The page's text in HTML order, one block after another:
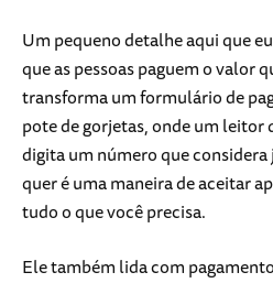
Um pequeno detalhe aqui que
que as pessoas paguem o valor
transforma um formulário de
pote de gorjetas, onde um leitor
digita um número que
quer é uma maneira de aceitar
tudo o que você precisa.
Ele também lida com